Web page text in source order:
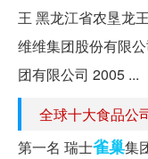
王 黑龙江省农垦龙
维维集团股份有限
团有限公司 2005 ...
全球十大食品公
第一名 瑞士雀巢集